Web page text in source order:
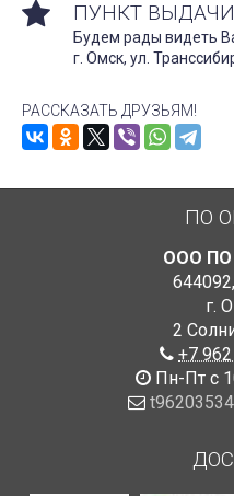
ПУНКТ ВЫДАЧИ
Будем рады видеть
г. Омск, ул.
РАССКАЗАТЬ ДРУЗЬЯМ!
ПО
ООО
644092,
г.
2
+7
Пн-Пт с